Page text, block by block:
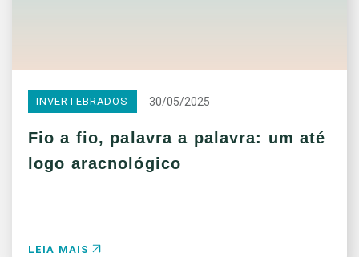
INVERTEBRADOS 30/05/2025
Fio a fio, palavra a palavra: um até
logo aracnológico
LEIA MAIS